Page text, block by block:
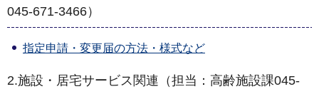
045-671-3466）
指定申請・変更届の方法・様式など
2.施設・居宅サービス関連（担当：高齢施設課045-